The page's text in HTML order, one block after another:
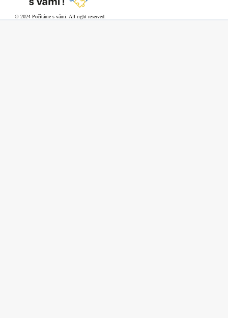
© 2024 Počítáme s vámi. All right reserved.